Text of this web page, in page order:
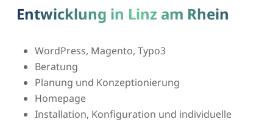
Entwicklung in Linz am Rhein
WordPress, Magento, Typo3
Beratung
Planung und Konzeptionierung
Homepage
Installation, Konfiguration und individuelle